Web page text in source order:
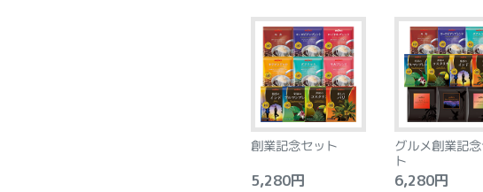
創業記念セット
5,280円
グルメ創業記
ト
6,280円